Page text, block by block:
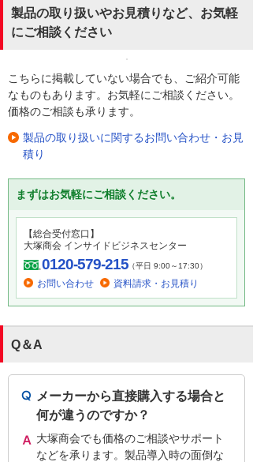
製品の取り扱いやお見積りなど、お気軽
にご相談ください
こちらに掲載していない場合でも、ご紹介可能
なものもあります。お気軽にご相談ください。
価格のご相談も承ります。
製品の取り扱いに関するお問い合わせ・お見
積り
まずはお気軽にご相談ください。
【総合受付窓口】
大塚商会 インサイドビジネスセンター
0120-579-215（平日 9:00～17:30）
お問い合わせ 資料請求・お見積り
Q＆A
メーカーから直接購入する場合と
何が違うのですか？
大塚商会でも価格のご相談やサポート
などを承ります。製品導入時の面倒な